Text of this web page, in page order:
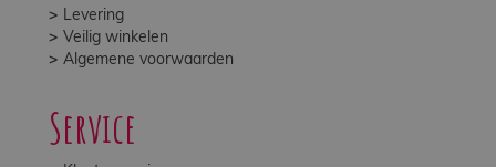
Levering
Veilig winkelen
Algemene voorwaarden
Service